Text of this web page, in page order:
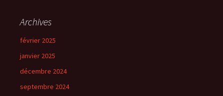
Archives
février 2025
janvier 2025
décembre 2024
septembre 2024